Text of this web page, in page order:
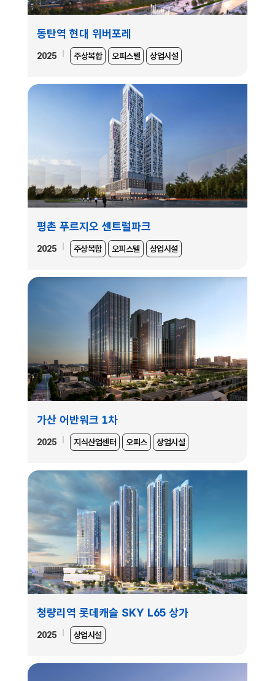
동탄역 현대 위버포레
2025 주상복합 오피스텔 상업시설
평촌 푸르지오 센트럴파크
2025 주상복합 오피스텔 상업시설
가산 어반워크 1차
2025 지식산업센터 오피스 상업시설
청량리역 롯데캐슬 SKY L65 상가
2025 상업시설